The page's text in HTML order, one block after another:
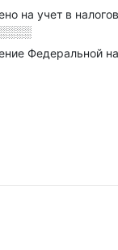
на учет в
Федеральной